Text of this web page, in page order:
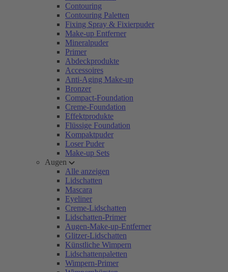
Contouring
Contouring Paletten
Fixing Spray & Fixierpuder
Make-up Entferner
Mineralpuder
Primer
Abdeckprodukte
Accessoires
Anti-Aging Make-up
Bronzer
Compact-Foundation
Creme-Foundation
Effektprodukte
Flüssige Foundation
Kompaktpuder
Loser Puder
Make-up Sets
Augen
Alle anzeigen
Lidschatten
Mascara
Eyeliner
Creme-Lidschatten
Lidschatten-Primer
Augen-Make-up-Entferner
Glitzer-Lidschatten
Künstliche Wimpern
Lidschattenpaletten
Wimpern-Primer